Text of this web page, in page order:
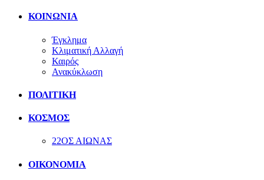
ΚΟΙΝΩΝΙΑ
Έγκλημα
Κλιματική Αλλαγή
Καιρός
Ανακύκλωση
ΠΟΛΙΤΙΚΗ
ΚΟΣΜΟΣ
22ΟΣ ΑΙΩΝΑΣ
ΟΙΚΟΝΟΜΙΑ